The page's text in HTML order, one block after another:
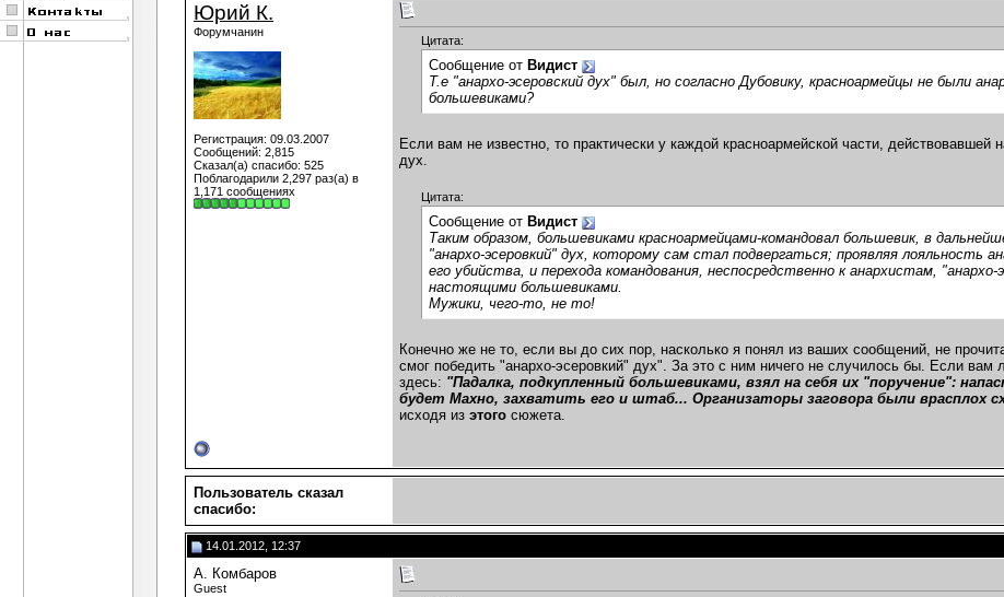
Юрий К.
Форумчанин
Регистрация: 09.03.2007
Сообщений: 2,815
Сказал(а) спасибо: 525
Поблагодарили 2,297 раз(а) в
1,171 сообщениях
Цитата:
Сообщение от Видист
Т.е "анархо-эсеровский дух" был, но согласно Дубовику, красноармейцы не были
большевиками?
Если вам не известно, то практически у каждой красноармейской части, действовавшей
дух.
Цитата:
Сообщение от Видист
Таким образом, большевиками красноармейцами-командовал большевик, в
"анархо-эсеровкий" дух, которому сам стал подвергаться; проявляя лояльность
его убийства, и перехода командования, неспосредственно к анархистам,
настоящими большевиками.
Мужики, чего-то, не то!
Конечно же не то, если вы до сих пор, насколько я понял из ваших сообщений, не
смог победить "анархо-эсеровкий" дух". За это с ним ничего не случилось бы. Если
здесь: "Падалка, подкупленный большевиками, взял на себя их "поручение":
будет Махно, захватить его и штаб... Организаторы заговора были врасплох
исходя из этого сюжета.
Пользователь сказал
cпасибо:
14.01.2012, 12:37
А. Комбаров
Guest